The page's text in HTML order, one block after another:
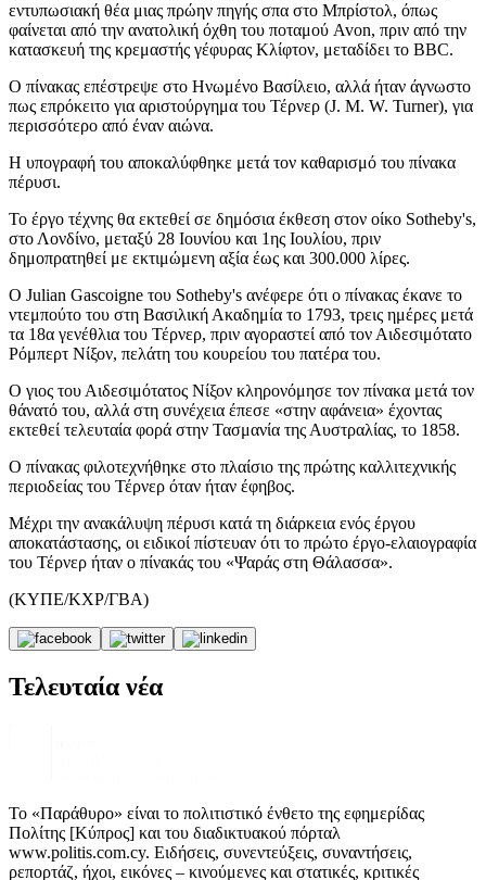
εντυπωσιακή θέα μιας πρώην πηγής σπα στο Μπρίστολ, όπως
φαίνεται από την ανατολική όχθη του ποταμού Avon, πριν από την
κατασκευή της κρεμαστής γέφυρας Κλίφτον, μεταδίδει το BBC.
O πίνακας επέστρεψε στο Ηνωμένο Βασίλειο, αλλά ήταν άγνωστο
πως επρόκειτο για αριστούργημα του Τέρνερ (J. M. W. Turner), για
περισσότερο από έναν αιώνα.
Η υπογραφή του αποκαλύφθηκε μετά τον καθαρισμό του πίνακα
πέρυσι.
Το έργο τέχνης θα εκτεθεί σε δημόσια έκθεση στον οίκο Sotheby's,
στο Λονδίνο, μεταξύ 28 Ιουνίου και 1ης Ιουλίου, πριν
δημοπρατηθεί με εκτιμώμενη αξία έως και 300.000 λίρες.
Ο Julian Gascoigne του Sotheby's ανέφερε ότι ο πίνακας έκανε το
ντεμπούτο του στη Βασιλική Ακαδημία το 1793, τρεις ημέρες μετά
τα 18α γενέθλια του Τέρνερ, πριν αγοραστεί από τον Αιδεσιμότατο
Ρόμπερτ Νίξον, πελάτη του κουρείου του πατέρα του.
Ο γιος του Αιδεσιμότατος Νίξον κληρονόμησε τον πίνακα μετά τον
θάνατό του, αλλά στη συνέχεια έπεσε «στην αφάνεια» έχοντας
εκτεθεί τελευταία φορά στην Τασμανία της Αυστραλίας, το 1858.
Ο πίνακας φιλοτεχνήθηκε στο πλαίσιο της πρώτης καλλιτεχνικής
περιοδείας του Τέρνερ όταν ήταν έφηβος.
Μέχρι την ανακάλυψη πέρυσι κατά τη διάρκεια ενός έργου
αποκατάστασης, οι ειδικοί πίστευαν ότι το πρώτο έργο-ελαιογραφία
του Τέρνερ ήταν ο πίνακάς του «Ψαράς στη Θάλασσα».
(ΚΥΠΕ/ΚΧΡ/ΓΒΑ)
Τελευταία νέα
Το «Παράθυρο» είναι το πολιτιστικό ένθετο της εφημερίδας
Πολίτης [Κύπρος] και του διαδικτυακού πόρταλ
www.politis.com.cy. Ειδήσεις, συνεντεύξεις, συναντήσεις,
ρεπορτάζ, ήχοι, εικόνες – κινούμενες και στατικές, κριτικές